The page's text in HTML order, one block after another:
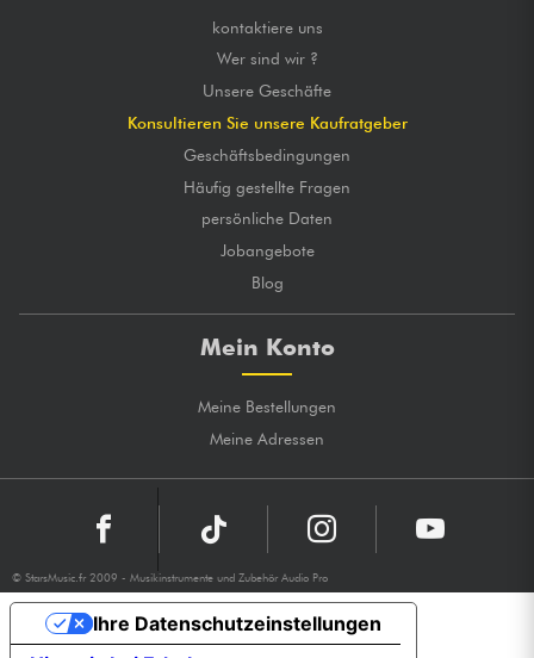
kontaktiere uns
Wer sind wir ?
Unsere Geschäfte
Konsultieren Sie unsere Kaufratgeber
Geschäftsbedingungen
Häufig gestellte Fragen
persönliche Daten
Jobangebote
Blog
Mein Konto
Meine Bestellungen
Meine Adressen
© StarsMusic.fr 2009 - Musikinstrumente und Zubehör Audio Pro
Ihre Datenschutzeinstellungen